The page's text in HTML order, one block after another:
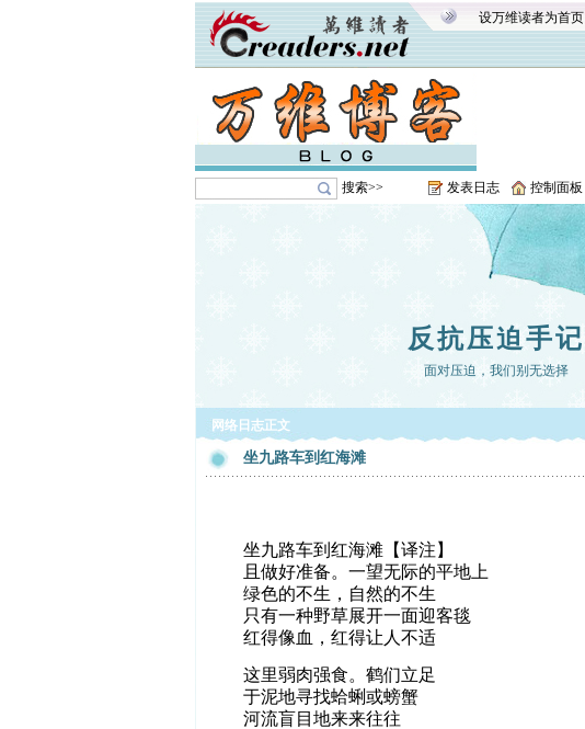
设万维读者为首页
搜索>> 发表日志 控制面板
反抗压迫手记
面对压迫，我们别无选择
网络日志正文
坐九路车到红海滩
坐九路车到红海滩【译注】
且做好准备。一望无际的平地上
绿色的不生，自然的不生
只有一种野草展开一面迎客毯
红得像血，红得让人不适
这里弱肉强食。鹤们立足
于泥地寻找蛤蜊或螃蟹
河流盲目地来来往往